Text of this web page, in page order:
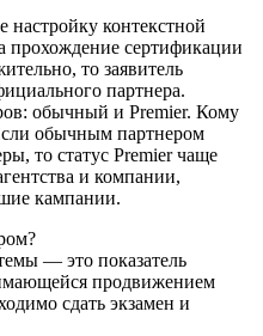
контекстной
прохождение сертификации
то заявитель
партнера.
обычный и Premier. Кому
обычным партнером
то статус Premier чаще
и компании,
кампании.
— это показатель
продвижением
сдать экзамен и